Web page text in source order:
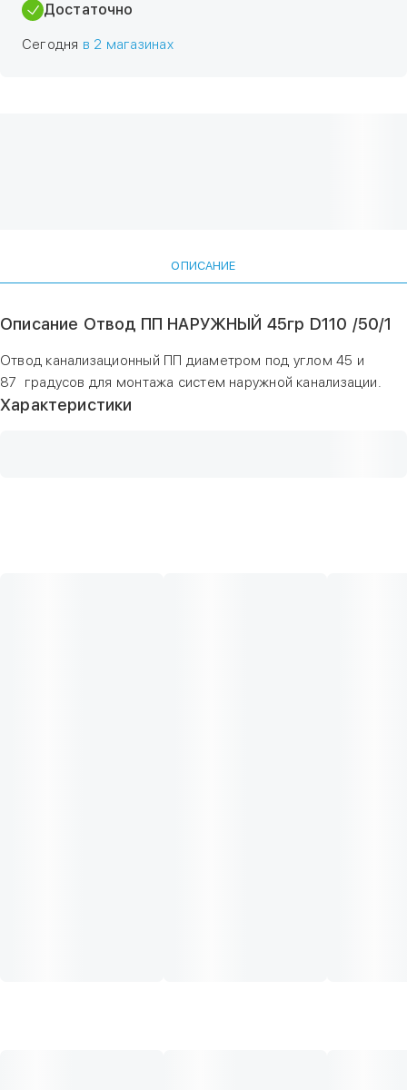
Достаточно
Сегодня в 2 магазинах
ОПИСАНИЕ
Описание Отвод ПП НАРУЖНЫЙ 45гр D110 /50/1
Отвод канализационный ПП диаметром под углом 45 и
87 градусов для монтажа систем наружной канализации.
Характеристики